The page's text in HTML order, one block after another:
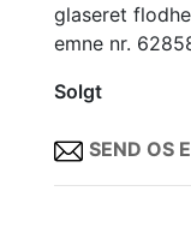
glaseret
emne nr.
Solgt
SEND OS